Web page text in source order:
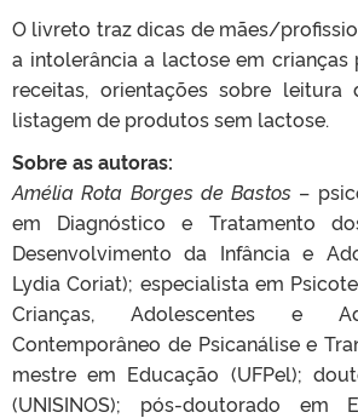
O livreto traz dicas de mães/
a intolerância a lactose em crianças
receitas, orientações sobre
listagem de produtos sem lactose.
Sobre as autoras:
Amélia Rota Borges de Bastos –
em Diagnóstico e Tratamento
Desenvolvimento da Infância e
Lydia Coriat); especialista em
Crianças, Adolescentes e
Contemporâneo de Psicanálise e
mestre em Educação (UFPel);
(UNISINOS); pós-doutorado em